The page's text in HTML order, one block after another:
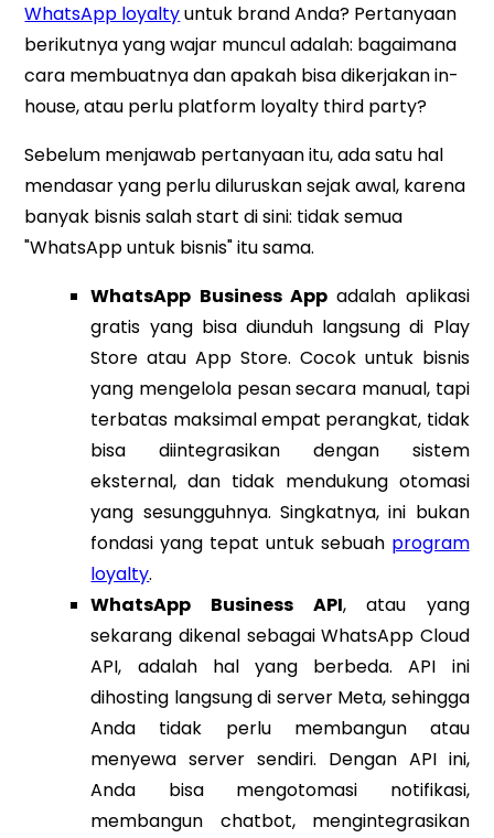
WhatsApp loyaltyuntuk brand Anda? Pertanyaan
berikutnya yang wajar muncul adalah: bagaimana
cara membuatnya dan apakah bisa dikerjakan in-
house, atau perlu platform loyalty third party?
Sebelum menjawab pertanyaan itu, ada satu hal
mendasar yang perlu diluruskan sejak awal, karena
banyak bisnis salah start di sini: tidak semua
"WhatsApp untuk bisnis" itu sama.
WhatsApp Business App adalah aplikasi
gratis yang bisa diunduh langsung di Play
Store atau App Store. Cocok untuk bisnis
yang mengelola pesan secara manual, tapi
terbatas maksimal empat perangkat, tidak
bisa diintegrasikan dengan sistem
eksternal, dan tidak mendukung otomasi
yang sesungguhnya. Singkatnya, ini bukan
fondasi yang tepat untuk sebuah program
loyalty.
WhatsApp Business API, atau yang
sekarang dikenal sebagai WhatsApp Cloud
API, adalah hal yang berbeda. API ini
dihosting langsung di server Meta, sehingga
Anda tidak perlu membangun atau
menyewa server sendiri. Dengan API ini,
Anda bisa mengotomasi notifikasi,
membangun chatbot, mengintegrasikan